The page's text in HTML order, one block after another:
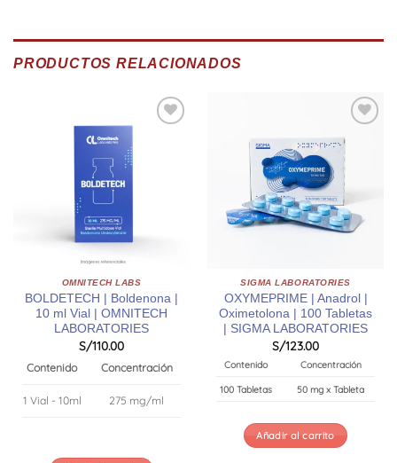
PRODUCTOS RELACIONADOS
OMNITECH LABS
BOLDETECH | Boldenona |
10 ml Vial | OMNITECH
LABORATORIES
S/110.00
Contenido Concentración
1 Vial - 10ml 275 mg/ml
SIGMA LABORATORIES
OXYMEPRIME | Anadrol |
Oximetolona | 100 Tabletas
| SIGMA LABORATORIES
S/123.00
Contenido Concentración
100 Tabletas 50 mg x Tableta
Añadir al carrito